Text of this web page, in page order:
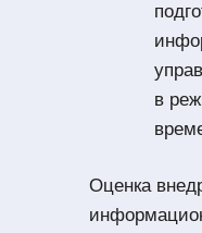
в
Оценка